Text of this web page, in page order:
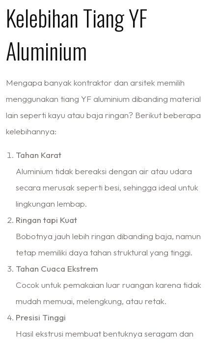
Kelebihan Tiang YF
Aluminium
Mengapa banyak kontraktor dan arsitek memilih
menggunakan tiang YF aluminium dibanding material
lain seperti kayu atau baja ringan? Berikut beberapa
kelebihannya:
Tahan Karat
Aluminium tidak bereaksi dengan air atau udara
secara merusak seperti besi, sehingga ideal untuk
lingkungan lembap.
Ringan tapi Kuat
Bobotnya jauh lebih ringan dibanding baja, namun
tetap memiliki daya tahan struktural yang tinggi.
Tahan Cuaca Ekstrem
Cocok untuk pemakaian luar ruangan karena tidak
mudah memuai, melengkung, atau retak.
Presisi Tinggi
Hasil ekstrusi membuat bentuknya seragam dan